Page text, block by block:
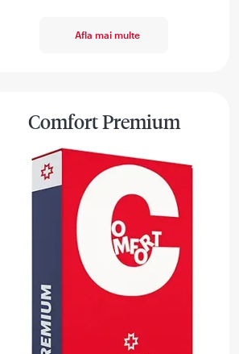
Afla mai multe
Comfort Premium